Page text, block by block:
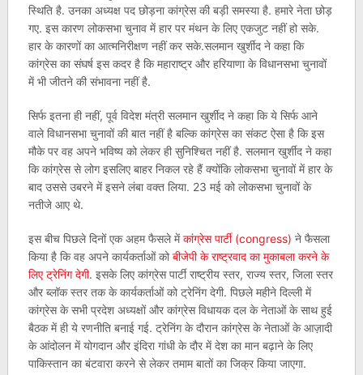
स्थिति है. उनका अध्‍यक्ष पद छोड़ना कांग्रेस की बड़ी समस्‍या है. हमारे नेता छोड़
गए. इस कारण लोकसभा चुनाव में हार पर मंथन के लिए एकजुट नहीं हो सके.
हार के कारणों का आत्‍मनिरीक्षण नहीं कर सके.सलमान खुर्शीद ने कहा कि
कांग्रेस का संघर्ष इस कदर है कि महाराष्‍ट्र और हरियाणा के विधानसभा चुनावों
में भी जीतने की संभावना नहीं है.
सिर्फ इतना ही नहीं, पूर्व विदेश मंत्री सलमान खुर्शीद ने कहा कि ये सिर्फ आने
वाले विधानसभा चुनावों की बात नहीं है बल्कि कांग्रेस का संकट ऐसा है कि इस
मौके पर वह अपने भविष्‍य को लेकर ही सुनिश्चित नहीं है. सलमान खुर्शीद ने कहा
कि कांग्रेस से लोग इसलिए बाहर निकल रहे हैं क्‍योंकि लोकसभा चुनावों में हार के
बाद उससे उबरने में इसने लंबा वक्‍त लिया. 23 मई को लोकसभा चुनावों के
नतीजे आए थे.
इस बीच पिछले दिनों एक अहम फैसले मेंकांग्रेस पार्टी (congress) ने फैसला
किया है कि वह अपने कार्यकर्ताओं कोबीजेपी के राष्ट्रवाद का मुकाबला करने के
लिए ट्रेनिंग देगी. इसके लिए कांग्रेस पार्टी राष्ट्रीय स्तर, राज्य स्तर, जिला स्तर
और ब्लॉक स्तर तक के कार्यकर्ताओं को ट्रेनिंग देगी. पिछले महीने दिल्ली में
कांग्रेस के सभी प्रदेश अध्यक्षों और कांग्रेस विधायक दल के नेताओं के साथ हुई
बैठक में ही ये रणनीति बनाई गई. ट्रेनिंग के दौरान कांग्रेस के नेताओं के आज़ादी
के आंदोलन में योगदान और इंदिरा गांधी के दौर में देश का मान बढ़ाने के लिए
पाकिस्तान का बंटवारा करने से लेकर तमाम बातों का जिक्र किया जाएगा.